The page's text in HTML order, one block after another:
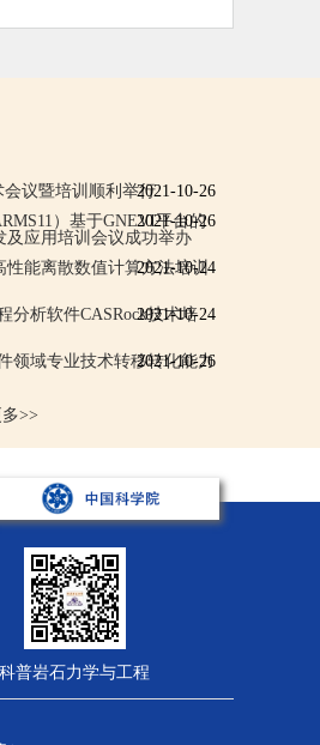
议暨培训顺利举行2021-10-26
） 基于GNEVI平台的
及应用培训会议成功举办
2021-10-26
性能离散数值计算方法培训
2021-10-24
分析软件CASRock技术培
2021-10-24
领域专业技术转移转化能力
2021-10-26
>>
科普岩石力学与工程